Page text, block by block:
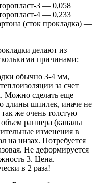
3 — 0,058
4 — 0,233
(сток прокладка) —
делают из
причинами:
обычно 3-4 мм,
за счет
Можно сделать еще
длины шпилек, иначе не
же очень толстую
раннера (каналы
изменения в
на низах. Потребуется
Не деформируется
3. Цена.
в 2 раза!